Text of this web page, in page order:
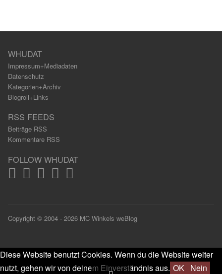
WHUDAT
Impressum+Mediadaten
Datenschutz
Kategorien+Archiv
Blogroll+Links
RSS FEEDS
Beiträge RSS
Kommentare RSS
FOLLOW WHUDAT
Copyright © 2004 - 2026 MC Winkels weBlog
Diese Website benutzt Cookies. Wenn du die Website weiter
nutzt, gehen wir von deinem Einverständnis aus. OK Nein